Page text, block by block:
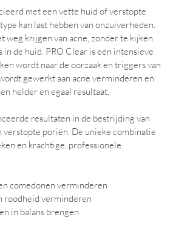
met een vette huid of verstopte
kan last hebben van onzuiverheden.
weg krijgen van acne, zonder te kijken
in de huid. PRO Clear is een intensieve
wordt naar de oorzaak en triggers van
gewerkt aan acne verminderen en
helder en egaal resultaat.
resultaten in de bestrijding van
verstopte poriën. De unieke combinatie
en krachtige, professionele
comedonen verminderen
roodheid verminderen
in balans brengen